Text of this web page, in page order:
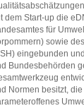
dem Start-up die
für
sowie
eingebunden
Bundesbehörden
Normen besitzt,